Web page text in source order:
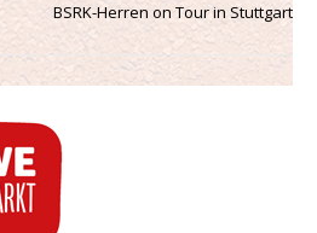
BSRK-Herren on Tour in Stuttgart